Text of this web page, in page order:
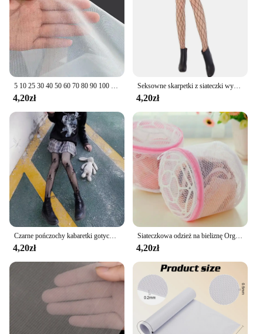
5 10 25 30 40 50 60 70 80 90 100 150 200 250 300 400 500 mikronów drut nylonowy siateczkowa tkanina tkanina filtr ekranu siatka
4,20zł
Seksowne skarpetki z siateczki wydrążone siatkowe jedwabne skarpetki seksowne legginsy slim fit czarna sieć rybacka jedwabne skarpetki damskie pończochy
4,20zł
Czarne pończochy kabaretki gotyckie rajstopy w stylu Punk siatkowe nadruk z czaszką projektant pirata Halloween przebranie do klubu na imprezę seksowne rajstopy
4,20zł
Siateczkowa odzież na bieliznę Organizer do prania bielizny worek do prania przydatny siateczkowy biustonosz do mycia torba na suwak worek na pranie
4,20zł